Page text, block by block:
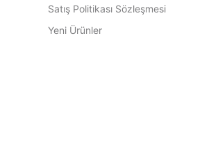
Satış Politikası Sözleşmesi
Yeni Ürünler